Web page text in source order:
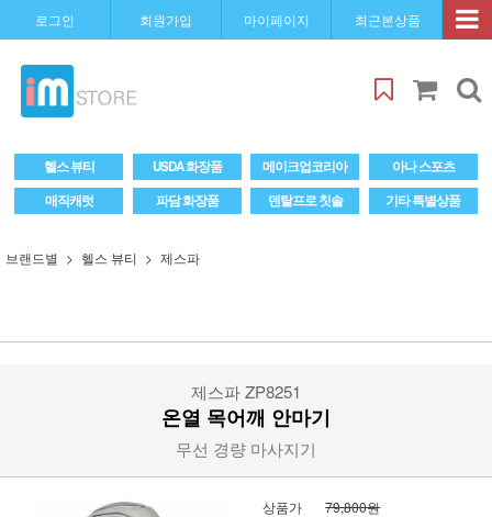
로그인 회원가입 마이페이지 최근본상품
헬스 뷰티 USDA 화장품 메이크업코리아
아나 스포츠
매직캐럿
파담 화장품 덴탈프로 칫솔 기타 특별상품
브랜드별 헬스 뷰티 제스파
제스파 ZP8251
온열 목어깨 안마기
무선 경량 마사지기
상품가 79,800원